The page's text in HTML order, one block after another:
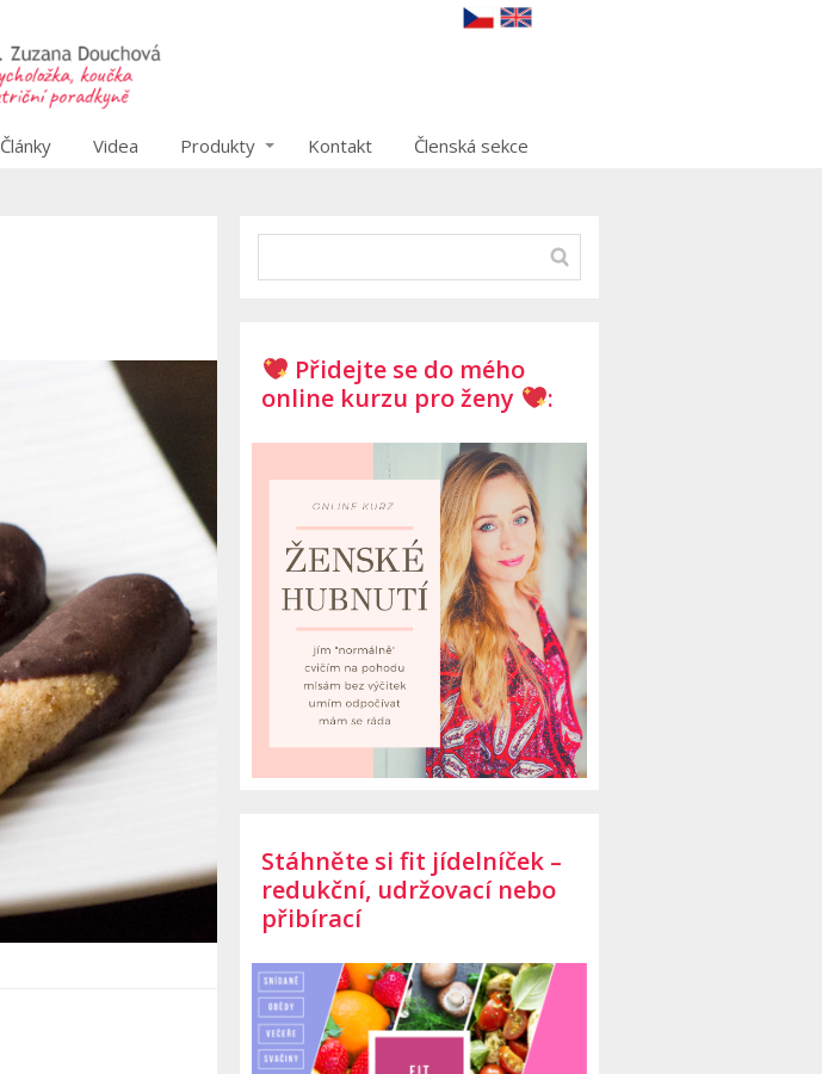
Články Videa Produkty Kontakt Členská sekce
Přidejte se do mého
online kurzu pro ženy
:
Stáhněte si fit jídelníček –
redukční, udržovací nebo
přibírací